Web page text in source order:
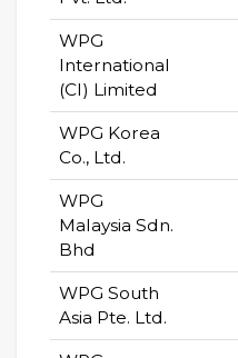
WPG
International
(CI) Limited
WPG Korea
Co., Ltd.
WPG
Malaysia Sdn.
Bhd
WPG South
Asia Pte. Ltd.